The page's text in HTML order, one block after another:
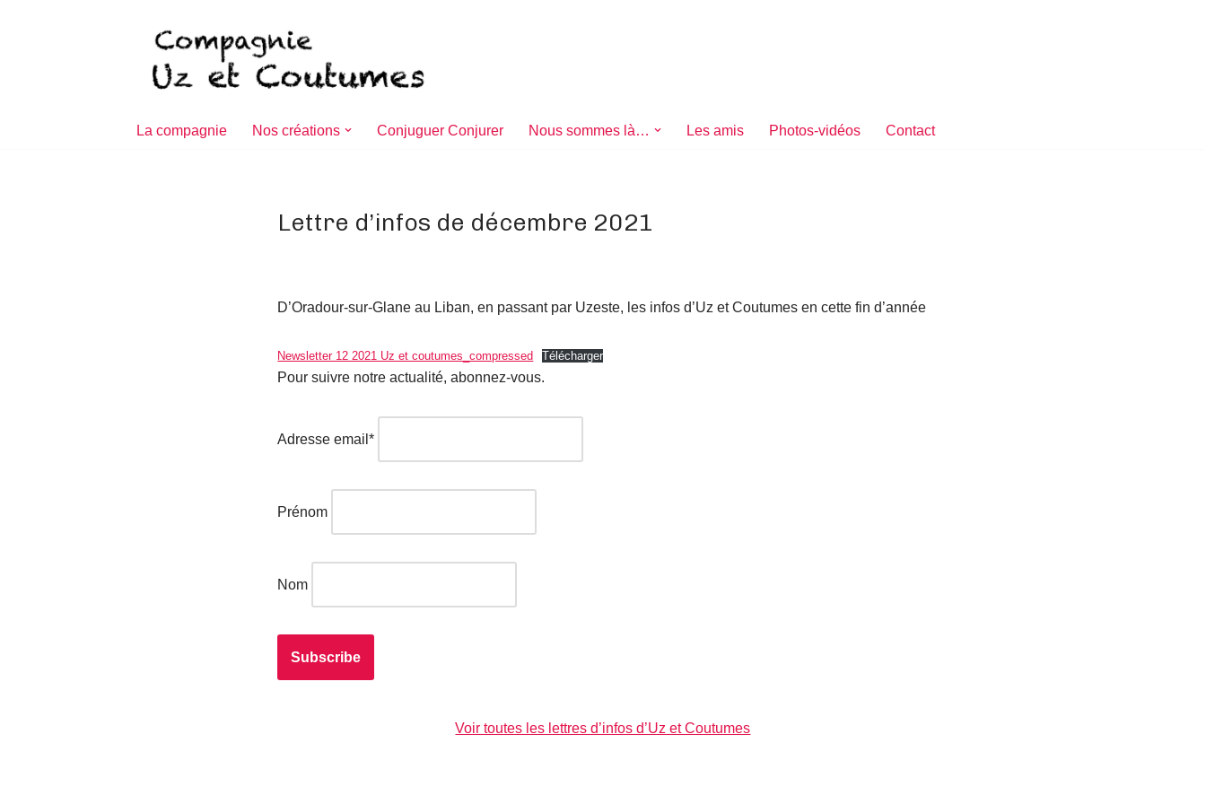
La compagnie Nos créations Conjuguer Conjurer Nous sommes là… Les amis Photos-vidéos Contact
Lettre d’infos de décembre 2021
D’Oradour-sur-Glane au Liban, en passant par Uzeste, les infos d’Uz et Coutumes en cette fin d’année
Newsletter 12 2021 Uz et coutumes_compressed Télécharger
Pour suivre notre actualité, abonnez-vous.
Adresse email*
Prénom
Nom
Voir toutes les lettres d’infos d’Uz et Coutumes